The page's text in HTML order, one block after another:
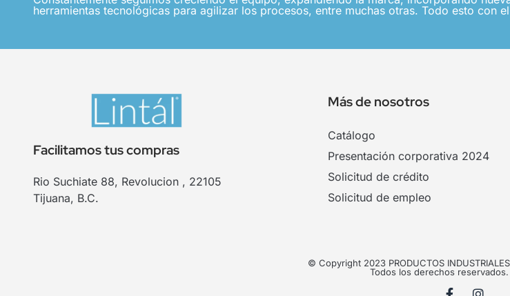
herramientas tecnológicas para agilizar los procesos, entre muchas otras. Todo esto con
Facilitamos tus compras
Rio Suchiate 88, Revolucion , 22105
Tijuana, B.C.
Más de nosotros
Catálogo
Presentación corporativa 2024
Solicitud de crédito
Solicitud de empleo
© Copyright 2023 PRODUCTOS
Todos los derechos